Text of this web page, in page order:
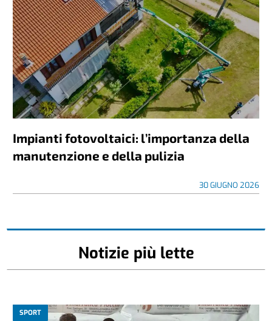
Impianti fotovoltaici: l’importanza della
manutenzione e della pulizia
30 GIUGNO 2026
Notizie più lette
SPORT